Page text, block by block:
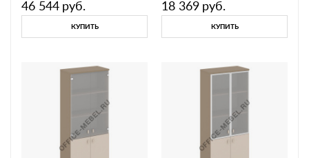
46 544 руб.
КУПИТЬ
18 369 руб.
КУПИТЬ